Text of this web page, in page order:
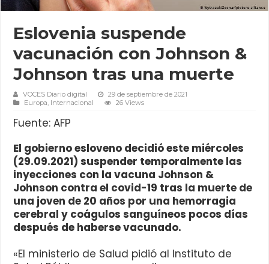
Eslovenia suspende
vacunación con Johnson &
Johnson tras una muerte
VOCES Diario digital
29 de septiembre de 2021
Europa, Internacional 26 Views
Fuente: AFP
El gobierno esloveno decidió este miércoles
(29.09.2021) suspender temporalmente las
inyecciones con la vacuna Johnson &
Johnson contra el covid-19 tras la muerte de
una joven de 20 años por una hemorragia
cerebral y coágulos sanguíneos pocos días
después de haberse vacunado.
«El ministerio de Salud pidió al Instituto de